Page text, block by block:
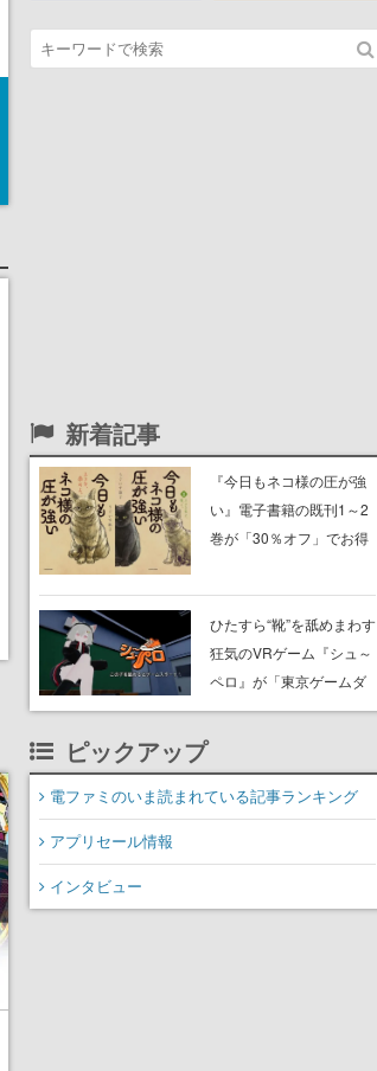
新着記事
『今日もネコ様の圧が強
い』電子書籍の既刊1～2
巻が「30％オフ」でお得
たネコたちと、ネコを溺
愛する人間のすれ違いを
描く
ひたすら“靴”を舐めまわす
狂気のVRゲーム『シュ～
ペロ』が「東京ゲームダ
ンジョン」に展示中。キ
前のめり。公式アカウン
トも開設され、2026年リ
ピックアップ
電ファミのいま読まれている記事ランキング
アプリセール情報
インタビュー